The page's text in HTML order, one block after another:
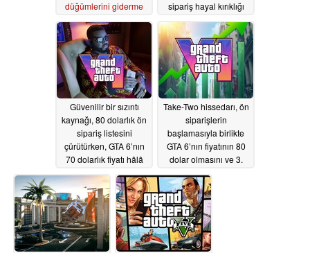
düğümlerini giderme
06/25/2026
sipariş hayal kırıklığı
06/25/2026
Güvenilir bir sızıntı
kaynağı, 80 dolarlık ön
sipariş listesini
çürütürken, GTA 6’nın
70 dolarlık fiyatı hâlâ
06/22/2026
Take-Two hissedarı, ön
siparişlerin
başlamasıyla birlikte
GTA 6’nın fiyatının 80
dolar olmasını ve 3.
yayınlanmasını
bekliyor06/20/2026